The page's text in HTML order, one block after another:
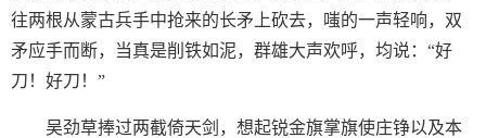
往两根从蒙古兵手中抢来的长矛上砍去，嗤的一声轻响，双
矛应手而断，当真是削铁如泥，群雄大声欢呼，均说：“好
刀！好刀！”
吴劲草捧过两截倚天剑，想起锐金旗掌旗使庄铮以及本